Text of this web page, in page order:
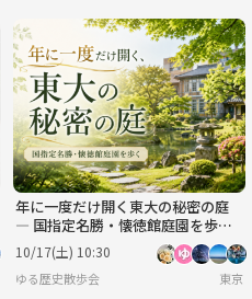
年に一度だけ開く東大の秘密の庭
― 国指定名勝・懐徳館庭園を歩こ
う
10/17(土) 10:30
ゆる歴史散歩会 東京